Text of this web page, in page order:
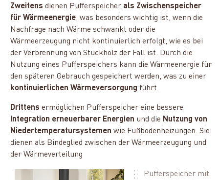
Zweitens dienen Pufferspeicher als Zwischenspeicher
für Wärmeenergie, was besonders wichtig ist, wenn die
Nachfrage nach Wärme schwankt oder die
Wärmeerzeugung nicht kontinuierlich erfolgt, wie es bei
der Verbrennung von Stückholz der Fall ist. Durch die
Nutzung eines Pufferspeichers kann die Wärmeenergie für
den späteren Gebrauch gespeichert werden, was zu einer
kontinuierlichen Wärmeversorgung führt.
Drittens ermöglichen Pufferspeicher eine bessere
Integration erneuerbarer Energien und die Nutzung von
Niedertemperatursystemen wie Fußbodenheizungen. Sie
dienen als Bindeglied zwischen der Wärmeerzeugung und
der Wärmeverteilung
Pufferspeicher mit